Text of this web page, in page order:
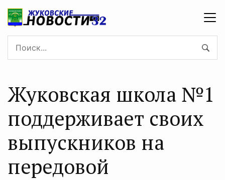
Жуковская школа №1
поддерживает своих
выпускников на
передовой